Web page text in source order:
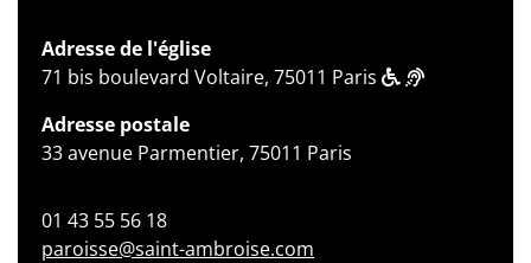
Adresse de l'église
71 bis boulevard Voltaire, 75011 Paris
Adresse postale
33 avenue Parmentier, 75011 Paris
01 43 55 56 18
paroisse@saint-ambroise.com